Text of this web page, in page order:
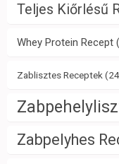
Teljes Kiőrlésű
Whey Protein Recept
Zablisztes Receptek
Zabpelyhes